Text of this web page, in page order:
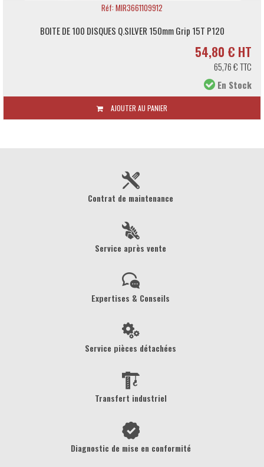
Réf: MIR3661109912
BOITE DE 100 DISQUES Q.SILVER 150mm Grip 15T P120
54,80 € HT
65,76 € TTC
En Stock
AJOUTER AU PANIER
Contrat de maintenance
Service après vente
Expertises & Conseils
Service pièces détachées
Transfert industriel
Diagnostic de mise en conformité